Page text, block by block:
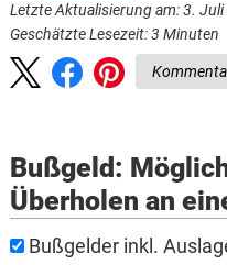
Letzte Aktualisierung am: 3. Juli
Geschätzte Lesezeit:3 Minuten
Bußgeld:
Überholen an
Bußgelder inkl.